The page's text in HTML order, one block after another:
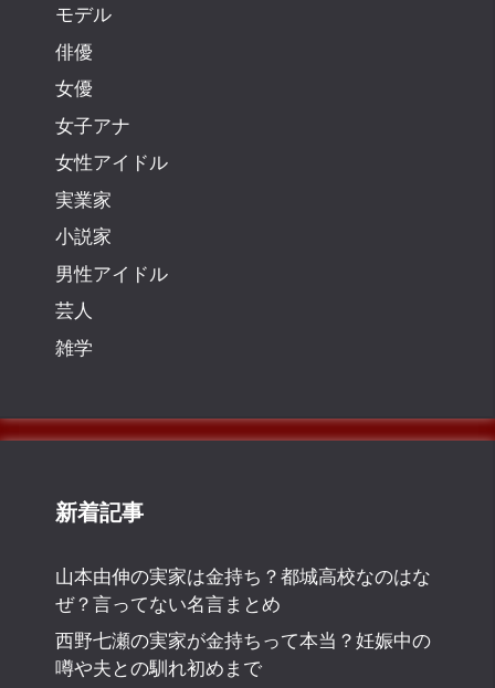
モデル
俳優
女優
女子アナ
女性アイドル
実業家
小説家
男性アイドル
芸人
雑学
新着記事
山本由伸の実家は金持ち？都城高校なのはな
ぜ？言ってない名言まとめ
西野七瀬の実家が金持ちって本当？妊娠中の
噂や夫との馴れ初めまで